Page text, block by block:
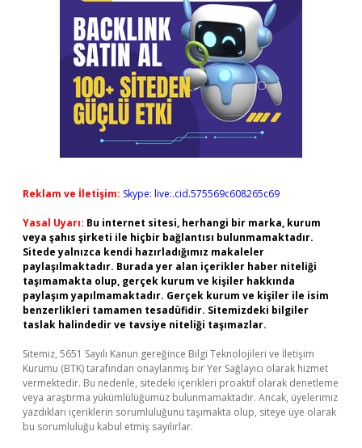
Reklam ve İletişim: Skype: live:.cid.575569c608265c69
Yasal Uyarı: Bu internet sitesi, herhangi bir marka, kurum
veya şahıs şirketi ile hiçbir bağlantısı bulunmamaktadır.
Sitede yalnızca kendi hazırladığımız makaleler
paylaşılmaktadır. Burada yer alan içerikler haber niteliği
taşımamakta olup, gerçek kurum ve kişiler hakkında
paylaşım yapılmamaktadır. Gerçek kurum ve kişiler ile isim
benzerlikleri tamamen tesadüfidir. Sitemizdeki bilgiler
taslak halindedir ve tavsiye niteliği taşımazlar.
Sitemiz, 5651 Sayılı Kanun gereğince Bilgi Teknolojileri ve İletişim
Kurumu (BTK) tarafından onaylanmış bir Yer Sağlayıcı olarak hizmet
vermektedir. Bu nedenle, sitedeki içerikleri proaktif olarak denetleme
veya araştırma yükümlülüğümüz bulunmamaktadır. Ancak, üyelerimiz
yazdıkları içeriklerin sorumluluğunu taşımakta olup, siteye üye olarak
bu sorumluluğu kabul etmiş sayılırlar.